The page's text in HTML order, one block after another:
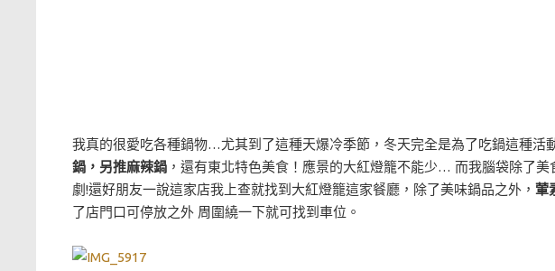
我真的很愛吃各種鍋物…尤其到了這種天爆冷季節，冬天完全是為了吃鍋這種活
鍋，另推麻辣鍋 ，還有東北特色美食！應景的大紅燈籠不能少… 而我腦袋除了美
劇!還好朋友一說這家店我上查就找到大紅燈籠這家餐廳，除了美味鍋品之外， 葷
了店門口可停放之外 周圍繞一下就可找到車位。